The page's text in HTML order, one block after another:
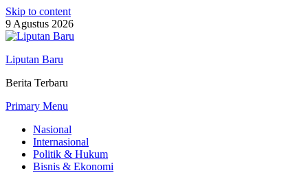
Skip to content
9 Agustus 2026
Liputan Baru
Berita Terbaru
Primary Menu
Nasional
Internasional
Politik & Hukum
Bisnis & Ekonomi